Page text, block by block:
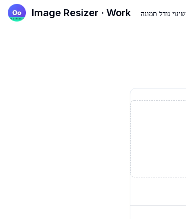
Image Resizer · Work שינוי גודל תמונה